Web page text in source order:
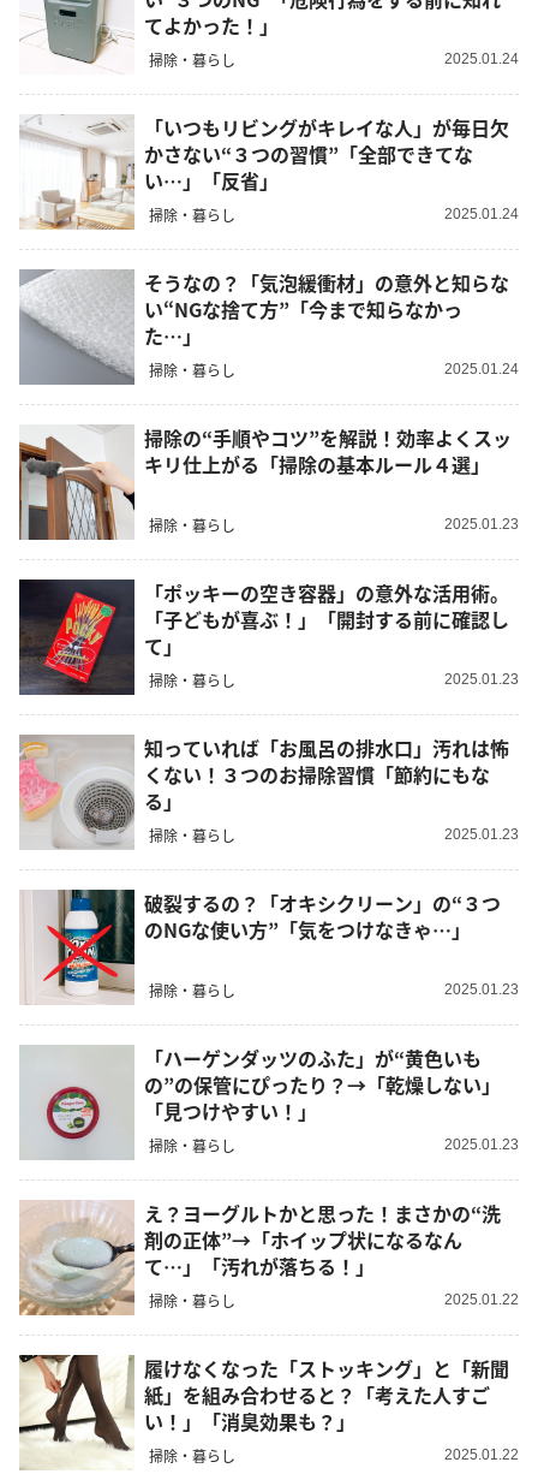
てよかった！」
掃除・暮らし 2025.01.24
「いつもリビングがキレイな人」が毎日欠
かさない“３つの習慣”「全部できてな
い…」「反省」
掃除・暮らし 2025.01.24
そうなの？「気泡緩衝材」の意外と知らな
い“NGな捨て方”「今まで知らなかっ
た…」
掃除・暮らし 2025.01.24
掃除の“手順やコツ”を解説！効率よくスッ
キリ仕上がる「掃除の基本ルール４選」
掃除・暮らし 2025.01.23
「ポッキーの空き容器」の意外な活用術。
「子どもが喜ぶ！」「開封する前に確認し
て」
掃除・暮らし 2025.01.23
知っていれば「お風呂の排水口」汚れは怖
くない！３つのお掃除習慣「節約にもな
る」
掃除・暮らし 2025.01.23
破裂するの？「オキシクリーン」の“３つ
のNGな使い方”「気をつけなきゃ…」
掃除・暮らし 2025.01.23
「ハーゲンダッツのふた」が“黄色いも
の”の保管にぴったり？→「乾燥しない」
「見つけやすい！」
掃除・暮らし 2025.01.23
え？ヨーグルトかと思った！まさかの“洗
剤の正体”→「ホイップ状になるなん
て…」「汚れが落ちる！」
掃除・暮らし 2025.01.22
履けなくなった「ストッキング」と「新聞
紙」を組み合わせると？「考えた人すご
い！」「消臭効果も？」
掃除・暮らし 2025.01.22